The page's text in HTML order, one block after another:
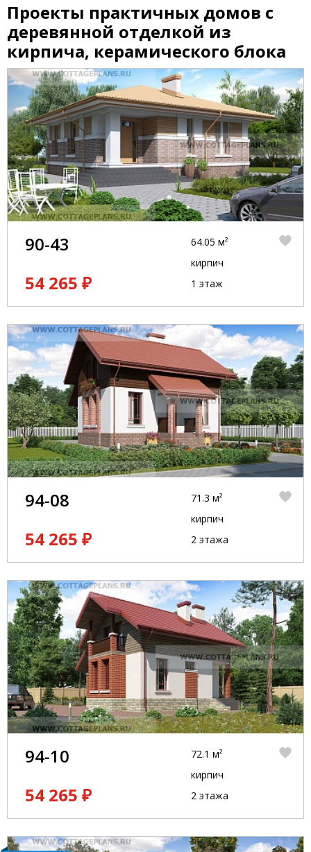
Проекты практичных домов с
деревянной отделкой из
кирпича, керамического блока
90-43
54 265 ₽
64.05 м²
кирпич
1 этаж
94-08
54 265 ₽
71.3 м²
кирпич
2 этажа
94-10
54 265 ₽
72.1 м²
кирпич
2 этажа